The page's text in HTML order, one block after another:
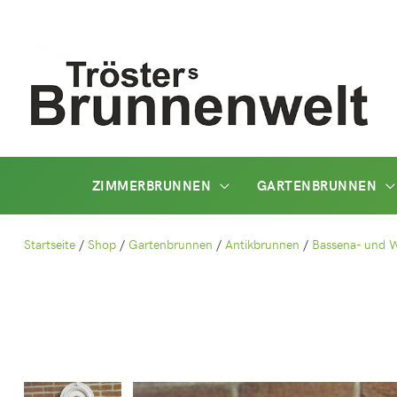
ZIMMERBRUNNEN GARTENBRUNNEN
Startseite / Shop / Gartenbrunnen / Antikbrunnen / Bassena- und